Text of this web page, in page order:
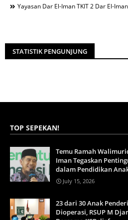
Yayasan Dar El-Iman TKIT 2 Dar El-Iman
STATISTIK PENGUNJUNG
TOP SEPEKAN!
Temu Ramah
Iman Tegaskan
dalam Pendidikan
July 15, 2026
23 dari 30 Anak
Dioperasi, RSUP M